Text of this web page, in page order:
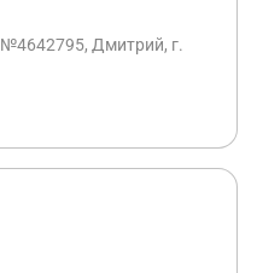
№4642795, Дмитрий, г.